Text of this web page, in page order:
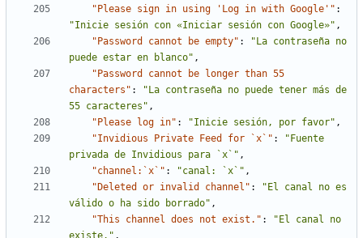
"Please sign in using 'Log in with Google'" :
"Inicie sesión con «Iniciar sesión con Google»" ,
"Password cannot be empty" :
"La contraseña no
puede estar en blanco" ,
"Password cannot be longer than 55
characters" :
"La contraseña no puede tener más de
55 caracteres" ,
"Please log in" : "Inicie sesión, por favor" ,
"Invidious Private Feed for `x`" :
"Fuente
privada de Invidious para `x`" ,
"channel:`x`" : "canal: `x`" ,
"Deleted or invalid channel" :
"El canal no es
válido o ha sido borrado" ,
"This channel does not exist." :
"El canal no